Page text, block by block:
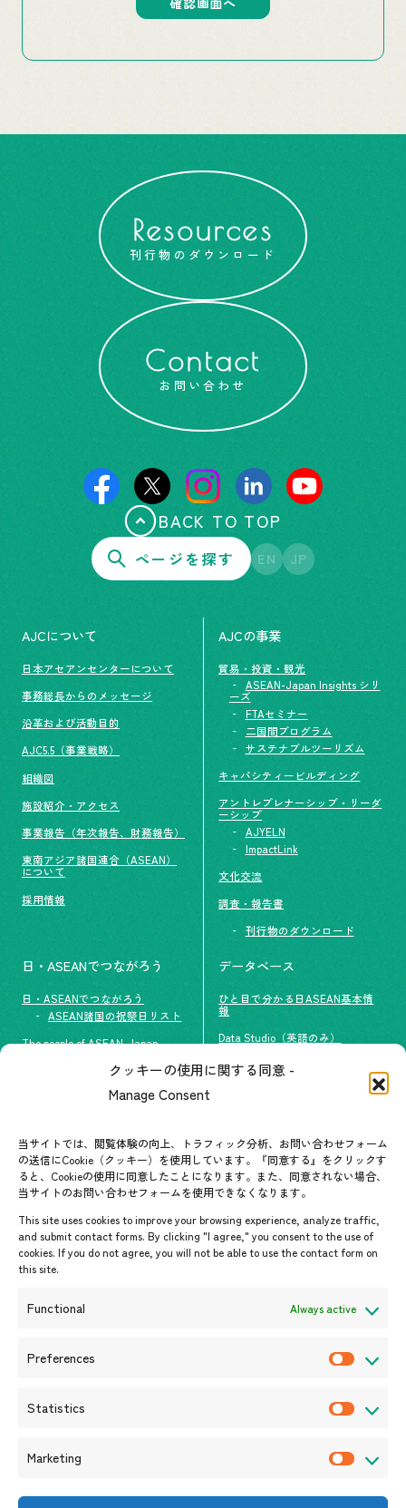
クッキーの使用に関する同意 -
Manage Consent
当サイトでは、閲覧体験の向上、トラフィック分析、お問い合わせフォーム
の送信にCookie（クッキー）を使用しています。『同意する』をクリックす
ると、Cookieの使用に同意したことになります。また、同意されない場合、
当サイトのお問い合わせフォームを使用できなくなります。
This site uses cookies to improve your browsing experience, analyze traffic,
and submit contact forms. By clicking "I agree," you consent to the use of
cookies. If you do not agree, you will not be able to use the contact form on
this site.
Functional Always active
Preferences
Statistics
Marketing
Resources
刊行物のダウンロード
Contact
お問い合わせ
BACK TO TOP
ページを探す EN JP
AJCについて
日本アセアンセンターについて
事務総長からのメッセージ
沿革および活動目的
AJC5.5（事業戦略）
組織図
施設紹介・アクセス
事業報告（年次報告、財務報告）
東南アジア諸国連合（ASEAN）
について
採用情報
AJCの事業
貿易・投資・観光
ASEAN-Japan Insights シリ
ーズ
FTAセミナー
二国間プログラム
サステナブルツーリズム
キャパシティービルディング
アントレプレナーシップ・リーダ
ーシップ
AJYELN
ImpactLink
文化交流
調査・報告書
刊行物のダウンロード
日・ASEANでつながろう
日・ASEANでつながろう
ASEAN諸国の祝祭日リスト
The people of ASEAN-Japan
グループ訪問の受け入れ
ASEANPEDIA
イベント・お知らせ
開催中・開催予定のイベント
イベント案内
お知らせ
データベース
ひと目で分かる日ASEAN基本情
報
Data Studio（英語のみ）
お問い合わせ先一覧